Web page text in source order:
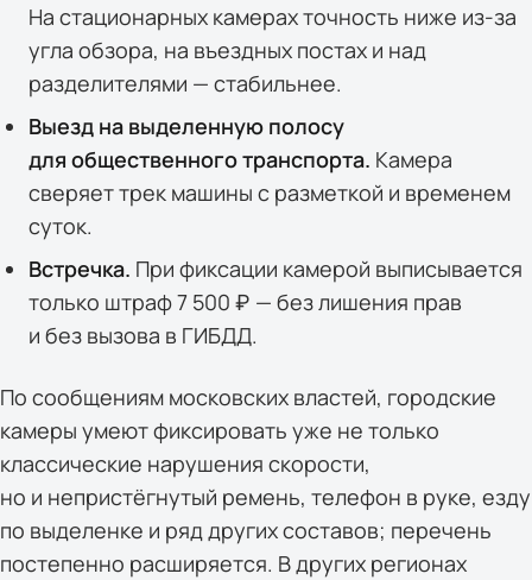
На стационарных камерах точность ниже из-за
угла обзора, на въездных постах и над
разделителями — стабильнее.
Выезд на выделенную полосу
для общественного транспорта. Камера
сверяет трек машины с разметкой и временем
суток.
Встречка. При фиксации камерой выписывается
только штраф 7 500 ₽ — без лишения прав
и без вызова в ГИБДД.
По сообщениям московских властей, городские
камеры умеют фиксировать уже не только
классические нарушения скорости,
но и непристёгнутый ремень, телефон в руке, езду
по выделенке и ряд других составов; перечень
постепенно расширяется. В других регионах